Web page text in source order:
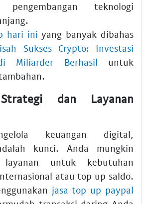
pengembangan teknologi
hari ini yang banyak dibahas
Sukses Crypto: Investasi
Miliarder Berhasil untuk
dan Layanan
keuangan digital,
kunci. Anda mungkin
layanan untuk kebutuhan
atau top up saldo.
jasa top up paypal